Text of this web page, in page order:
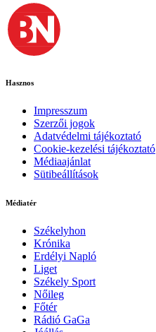
Hasznos
Impresszum
Szerzői jogok
Adatvédelmi tájékoztató
Cookie-kezelési tájékoztató
Médiaajánlat
Sütibeállítások
Médiatér
Székelyhon
Krónika
Erdélyi Napló
Liget
Székely Sport
Nőileg
Főtér
Rádió GaGa